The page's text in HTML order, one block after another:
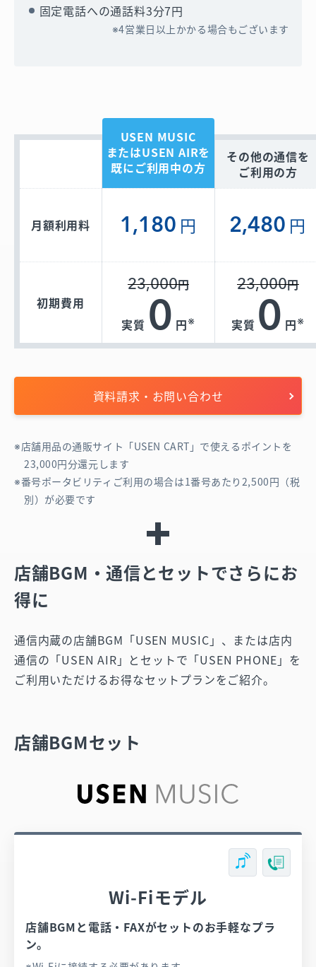
固定電話への通話料3分7円
4営業日以上かかる場合もございます
USEN MUSIC
またはUSEN AIRを
既にご利用中の方
その他の通信を
ご利用の方
月額利用料 1,180 円 2,480 円
初期費用
23,000円
実質 0 円※
23,000円
実質 0 円※
資料請求・お問い合わせ
店舗用品の通販サイト「USEN CART」で使えるポイントを
23,000円分還元します
番号ポータビリティご利用の場合は1番号あたり2,500円（税
別）が必要です
店舗BGM・通信とセットでさらにお
得に
通信内蔵の店舗BGM「USEN MUSIC」、または店内
通信の「USEN AIR」とセットで 「USEN PHONE」を
ご利用いただけるお得なセットプランをご紹介。
店舗BGMセット
Wi-Fiモデル
店舗BGMと電話・FAXがセットのお手軽なプラ
ン。